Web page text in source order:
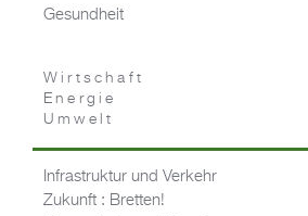
Gesundheit
Wirtschaft
Energie
Umwelt
Infrastruktur und Verkehr
Zukunft : Bretten!